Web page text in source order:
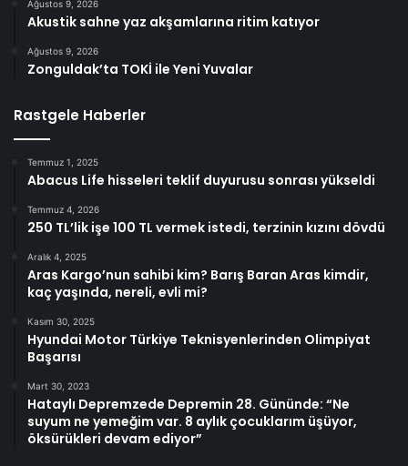
Ağustos 9, 2026
Akustik sahne yaz akşamlarına ritim katıyor
Ağustos 9, 2026
Zonguldak’ta TOKİ ile Yeni Yuvalar
Rastgele Haberler
Temmuz 1, 2025
Abacus Life hisseleri teklif duyurusu sonrası yükseldi
Temmuz 4, 2026
250 TL’lik işe 100 TL vermek istedi, terzinin kızını dövdü
Aralık 4, 2025
Aras Kargo’nun sahibi kim? Barış Baran Aras kimdir,
kaç yaşında, nereli, evli mi?
Kasım 30, 2025
Hyundai Motor Türkiye Teknisyenlerinden Olimpiyat
Başarısı
Mart 30, 2023
Hataylı Depremzede Depremin 28. Gününde: “Ne
suyum ne yemeğim var. 8 aylık çocuklarım üşüyor,
öksürükleri devam ediyor”